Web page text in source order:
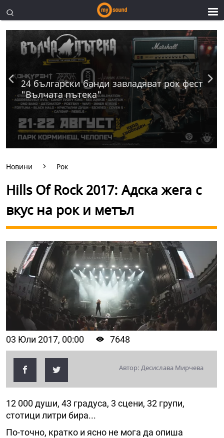
24 български банди завладяват рок фест
"Вълчата пътека"
Новини Рок
Hills Of Rock 2017: Адска жега с
вкус на рок и метъл
03 Юли 2017, 00:00 7648
Автор: Десислава Мирчева
12 000 души, 43 градуса, 3 сцени, 32 групи,
стотици литри бира...
По-точно, кратко и ясно не мога да опиша